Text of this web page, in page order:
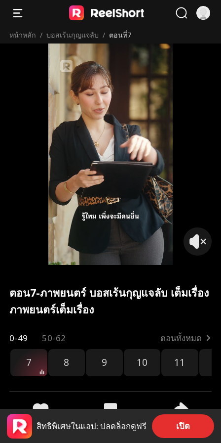
หน้าหลัก / บอสเร้นกุญแจลับ / ตอนที่7
รู้ไหม เพิ่งจะมีคนยื่น
ตอน7-ภาพยนตร์ บอสเร้นกุญแจลับ เต็มเรื่อง
ภาพยนตร์เต็มเรื่อง
0-49 50-62 ตอนทั้งหมด
7 8 9 10 11
2.8k 68.3k แชร์
สิทธิพิเศษในแอป: ปลดล็อกดูฟรี เปิด